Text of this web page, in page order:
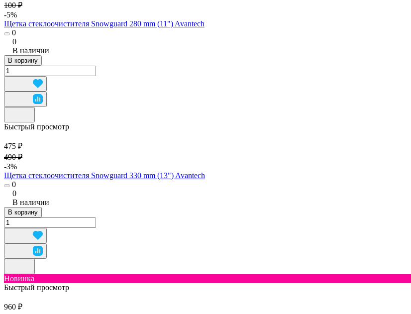
100 ₽
-5%
Щетка стеклоочистителя Snowguard 280 mm (11") Avantech
0
0
В наличии
В корзину
Быстрый просмотр
475 ₽
490 ₽
-3%
Щетка стеклоочистителя Snowguard 330 mm (13") Avantech
0
0
В наличии
В корзину
Новинка
Быстрый просмотр
960 ₽